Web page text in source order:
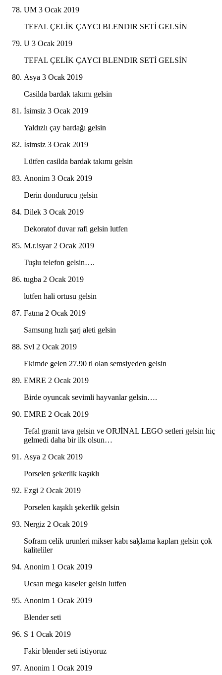
UM 3 Ocak 2019
TEFAL ÇELİK ÇAYCI BLENDIR SETİ GELSİN
U 3 Ocak 2019
TEFAL ÇELİK ÇAYCI BLENDIR SETİ GELSİN
Asya 3 Ocak 2019
Casilda bardak takımı gelsin
İsimsiz 3 Ocak 2019
Yaldızlı çay bardağı gelsin
İsimsiz 3 Ocak 2019
Lütfen casilda bardak takımı gelsin
Anonim 3 Ocak 2019
Derin dondurucu gelsin
Dilek 3 Ocak 2019
Dekoratof duvar rafi gelsin lutfen
M.r.isyar 2 Ocak 2019
Tuşlu telefon gelsin….
tugba 2 Ocak 2019
lutfen hali ortusu gelsin
Fatma 2 Ocak 2019
Samsung hızlı şarj aleti gelsin
Svl 2 Ocak 2019
Ekimde gelen 27.90 tl olan semsiyeden gelsin
EMRE 2 Ocak 2019
Birde oyuncak sevimli hayvanlar gelsin….
EMRE 2 Ocak 2019
Tefal granit tava gelsin ve ORJİNAL LEGO setleri gelsin hiç
gelmedi daha bir ilk olsun…
Asya 2 Ocak 2019
Porselen şekerlik kaşıklı
Ezgi 2 Ocak 2019
Porselen kaşıklı şekerlik gelsin
Nergiz 2 Ocak 2019
Sofram celik urunleri mikser kabı saķlama kapları gelsin çok
kaliteliler
Anonim 1 Ocak 2019
Ucsan mega kaseler gelsin lutfen
Anonim 1 Ocak 2019
Blender seti
S 1 Ocak 2019
Fakir blender seti istiyoruz
Anonim 1 Ocak 2019